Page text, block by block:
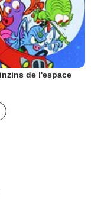
de l'espace